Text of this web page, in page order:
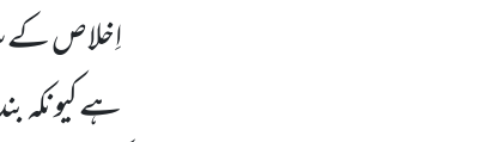
اِخلاص کے
ہے کیونکہ